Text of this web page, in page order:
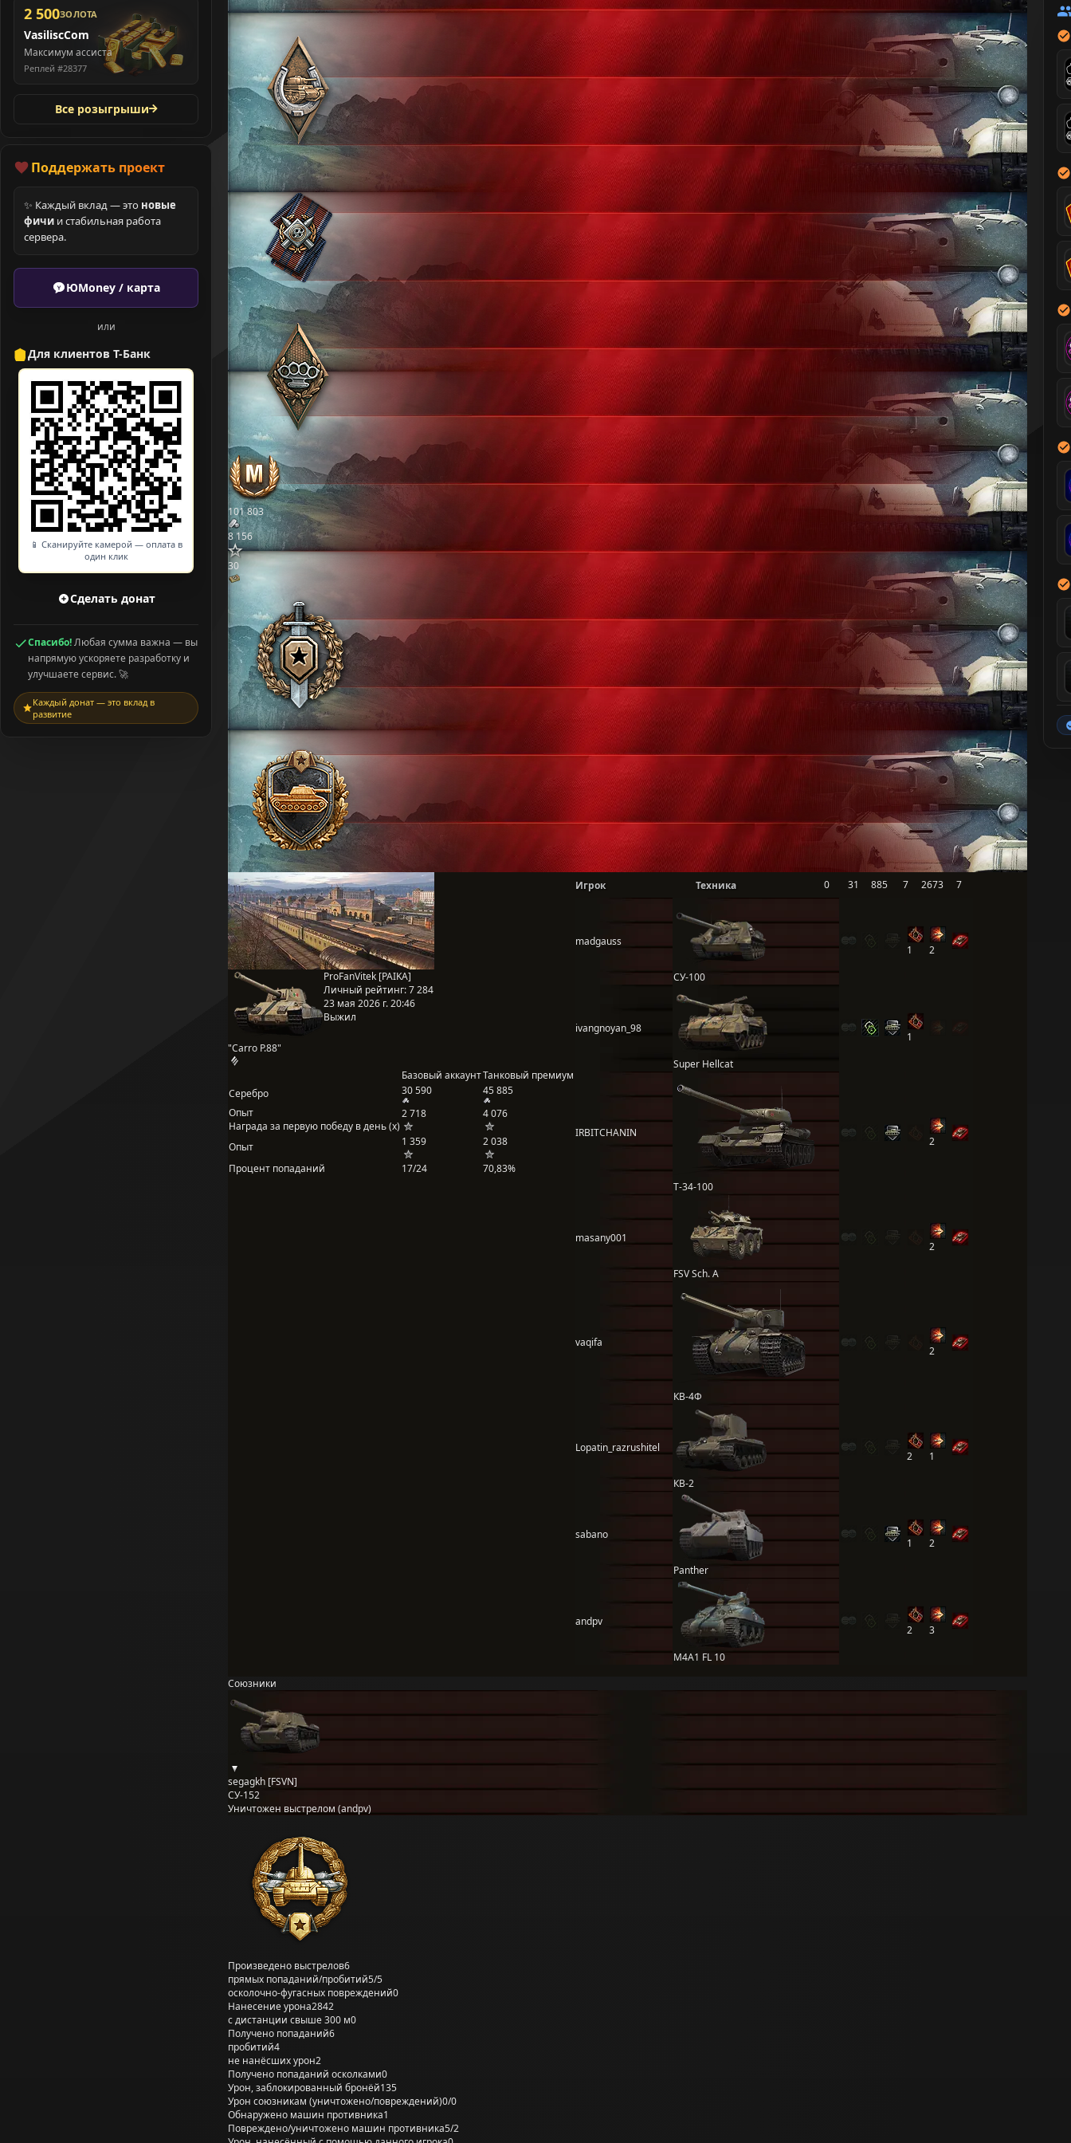
2 500ЗОЛОТА
VasiliscCom
Максимум ассиста
Реплей #28377
Все розыгрыши
Поддержать проект
✨ Каждый вклад — это новые
фичи и стабильная работа
сервера.
ЮMoney / карта
или
Для клиентов Т-Банк
📱 Сканируйте камерой — оплата в
один клик
Сделать донат
Спасибо!Любая сумма важна — вы
напрямую ускоряете разработку и
улучшаете сервис. 🚀
Каждый донат — это вклад в
развитие
101 803
8 156
30
"Carro P.88"
ProFanVitek [PAIKA]
Личный рейтинг:7 284
23 мая 2026 г. 20:46
Выжил
Базовый аккаунтТанковый премиум
Серебро
30 590
45 885
Опыт
Награда за первую победу в день (x)
2 718 4 076
Опыт 1 359
2 038
Процент попаданий
17/24 70,83%
Игрок Техника 0 31 885 7 2673 7
madgauss
СУ-100
1 2
ivangnoyan_98
Super Hellcat
1
IRBITCHANIN
Т-34-100
2
masany001
FSV Sch. A
2
vaqifa
КВ-4Ф
2
Lopatin_razrushitel
КВ-2
2 1
sabano
Panther
1 2
andpv
M4A1 FL 10
2 3
Союзники
segagkh [FSVN]
СУ-152
Уничтожен выстрелом (andpv)
Произведено выстрелов6
прямых попаданий/пробитий5/5
осколочно-фугасных повреждений0
Нанесение урона2842
с дистанции свыше 300 м0
Получено попаданий6
пробитий4
не нанёсших урон2
Получено попаданий осколками0
Урон, заблокированный бронёй135
Урон союзникам (уничтожено/повреждений)0/0
Обнаружено машин противника1
Повреждено/уничтожено машин противника5/2